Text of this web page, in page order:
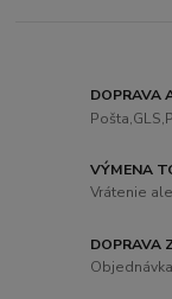
DOPRAVA
VÝMENA
Vrátenie
DOPRAVA